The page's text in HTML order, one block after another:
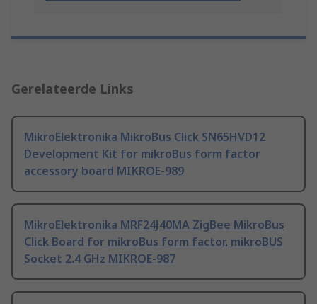
Gerelateerde Links
MikroElektronika MikroBus Click SN65HVD12
Development Kit for mikroBus form factor
accessory board MIKROE-989
MikroElektronika MRF24J40MA ZigBee MikroBus
Click Board for mikroBus form factor, mikroBUS
Socket 2.4 GHz MIKROE-987